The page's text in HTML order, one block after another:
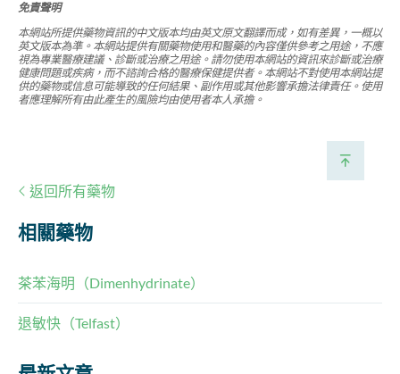
免責聲明
本網站所提供藥物資訊的中文版本均由英文原文翻譯而成，如有差異，一概以
英文版本為準。本網站提供有關藥物使用和醫藥的內容僅供參考之用途，不應
視為專業醫療建議、診斷或治療之用途。請勿使用本網站的資訊來診斷或治療
健康問題或疾病，而不諮詢合格的醫療保健提供者。本網站不對使用本網站提
供的藥物或信息可能導致的任何結果、副作用或其他影響承擔法律責任。使用
者應理解所有由此產生的風險均由使用者本人承擔。
返回所有藥物
相關藥物
茶苯海明（Dimenhydrinate）
退敏快（Telfast）